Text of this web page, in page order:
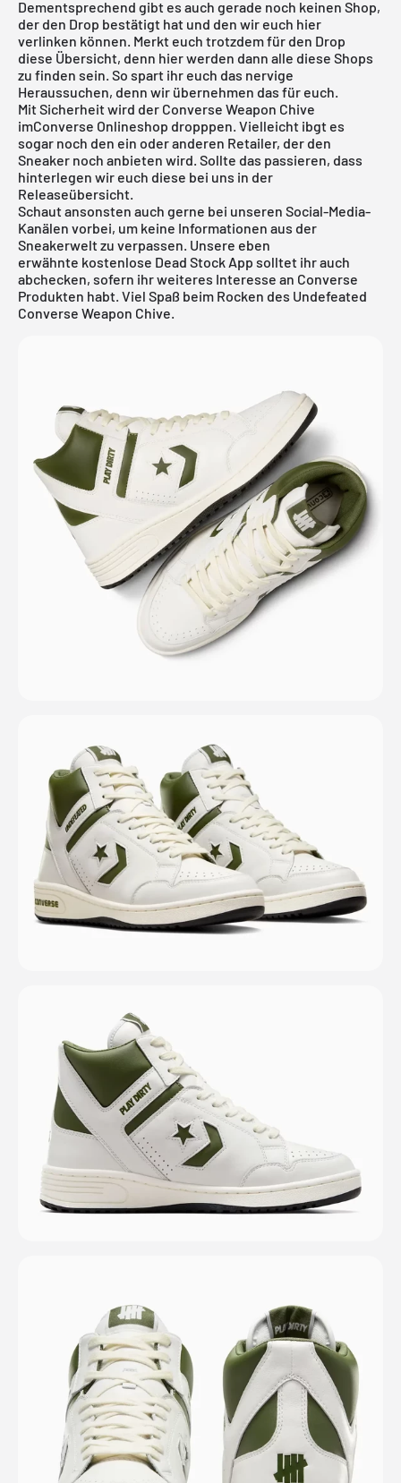
Dementsprechend gibt es auch gerade noch keinen Shop,
der den Drop bestätigt hat und den wir euch hier
verlinken können. Merkt euch trotzdem für den Drop
diese Übersicht, denn hier werden dann alle diese Shops
zu finden sein. So spart ihr euch das nervige
Heraussuchen, denn wir übernehmen das für euch.
Mit Sicherheit wird der Converse Weapon Chive
imConverse Onlineshop dropppen. Vielleicht ibgt es
sogar noch den ein oder anderen Retailer, der den
Sneaker noch anbieten wird. Sollte das passieren, dass
hinterlegen wir euch diese bei uns in der
Releaseübersicht.
Schaut ansonsten auch gerne bei unseren Social-Media-
Kanälen vorbei, um keine Informationen aus der
Sneakerwelt zu verpassen. Unsere eben
erwähnte kostenlose Dead Stock App solltet ihr auch
abchecken, sofern ihr weiteres Interesse an Converse
Produkten habt. Viel Spaß beim Rocken des Undefeated
Converse Weapon Chive.